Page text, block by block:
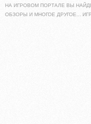
НА ИГРОВОМ ПОРТАЛЕ ВЫ
ОБЗОРЫ И МНОГОЕ ДРУГОЕ...